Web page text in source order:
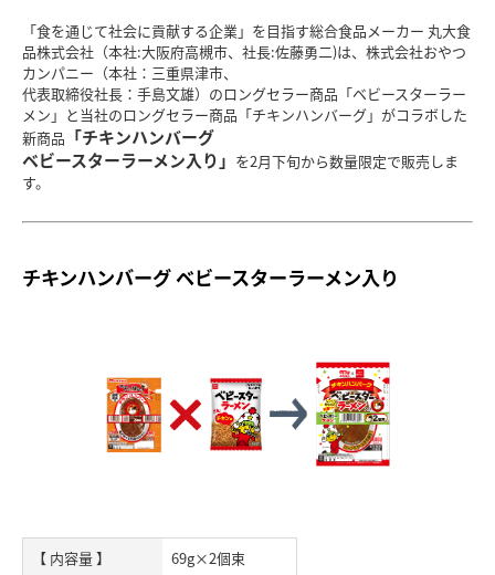
「食を通じて社会に貢献する企業」を目指す総合食品メーカー 丸大食
品株式会社（本社:大阪府高槻市、社長:佐藤勇二)は、株式会社おやつ
カンパニー（本社：三重県津市、
代表取締役社長：手島文雄）のロングセラー商品「ベビースターラー
メン」と当社のロングセラー商品「チキンハンバーグ」がコラボした
新商品 「チキンハンバーグ
ベビースターラーメン入り」 を2月下旬から数量限定で販売しま
す。
チキンハンバーグ ベビースターラーメン入り
【 内容量 】
69g×2個束